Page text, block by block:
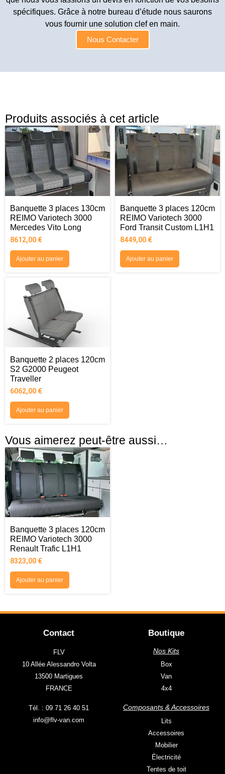
spécifiques. Grâce à notre bureau d’étude nous saurons
vous fournir une solution clef en main.
Nous Contacter
Produits associés à cet article
Banquette 3 places 130cm
REIMO Variotech 3000
Mercedes Vito Long
8612,00 €
Ajouter au panier
Banquette 3 places 120cm
REIMO Variotech 3000
Ford Transit Custom L1H1
8449,00 €
Ajouter au panier
Banquette 2 places 120cm
S2 G2000 Peugeot
Traveller
6062,00 €
Ajouter au panier
Vous aimerez peut-être aussi…
Banquette 3 places 120cm
REIMO Variotech 3000
Renault Trafic L1H1
8323,00 €
Ajouter au panier
Contact
FLV
10 Allée Alessandro Volta
13500 Martigues
FRANCE
Tél. : 09 71 26 40 51
info@flv-van.com
Boutique
Nos Kits
Box
Van
4x4
Composants & Accessoires
Lits
Accessoires
Mobilier
Électricité
Tentes de toit